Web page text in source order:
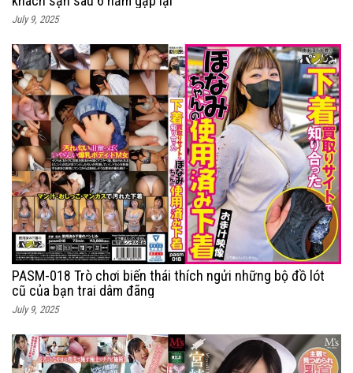
July 9, 2025
PASM-018 Trò chơi biến thái thích ngửi những bộ đồ lót
cũ của bạn trai dâm đãng
July 9, 2025